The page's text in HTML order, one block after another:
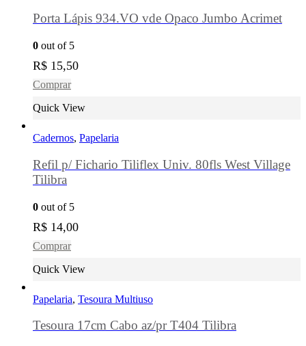
Porta Lápis 934.VO vde Opaco Jumbo Acrimet
0 out of 5
R$ 15,50
Comprar
Quick View
Cadernos, Papelaria
Refil p/ Fichario Tiliflex Univ. 80fls West Village
Tilibra
0 out of 5
R$ 14,00
Comprar
Quick View
Papelaria, Tesoura Multiuso
Tesoura 17cm Cabo az/pr T404 Tilibra